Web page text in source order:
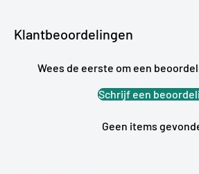
Klantbeoordelingen
Wees de eerste om een
Schrijf een
Geen items